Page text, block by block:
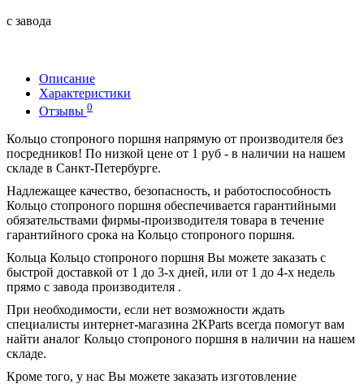
с завода
Описание
Характеристики
Отзывы 0
Кольцо стопроного поршня напрямую от производителя без
посредников! По низкой цене от 1 руб - в наличии на нашем
складе в Санкт-Петербурге.
Надлежащее качество, безопасность, и работоспособность
Кольцо стопроного поршня обеспечивается гарантийными
обязательствами фирмы-производителя товара в течение
гарантийного срока на Кольцо стопроного поршня.
Кольца Кольцо стопроного поршня Вы можете заказать с
быстрой доставкой от 1 до 3-х дней, или от 1 до 4-х недель
прямо с завода производителя .
При необходимости, если нет возможности ждать
специалисты интернет-магазина 2KParts всегда помогут вам
найти аналог Кольцо стопроного поршня в наличии на нашем
складе.
Кроме того, у нас Вы можете заказать изготовление